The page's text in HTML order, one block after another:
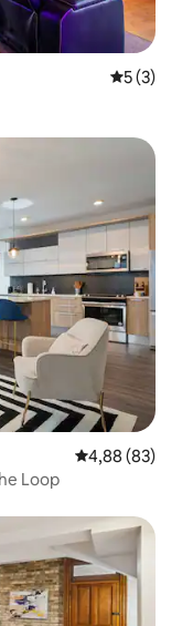
5 (3)
Évaluation
4,88 (83)
Loop